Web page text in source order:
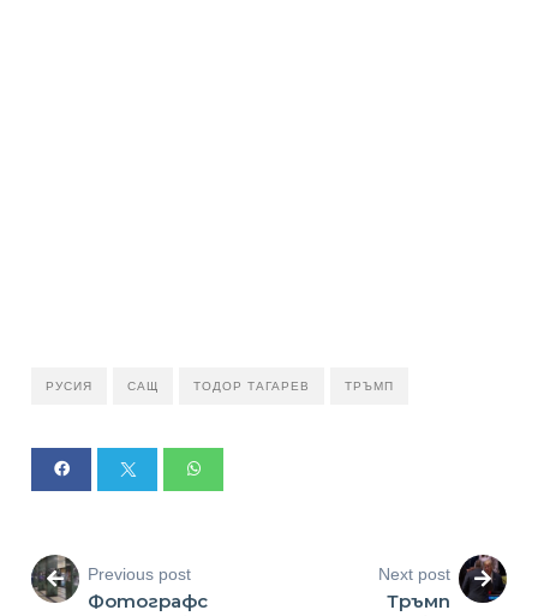
РУСИЯ САЩ ТОДОР ТАГАРЕВ ТРЪМП
Previous post
Фотографс
Next post
Тръмп